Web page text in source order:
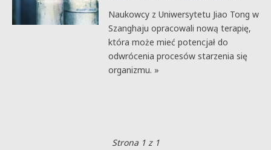
Naukowcy z Uniwersytetu Jiao Tong w
Szanghaju opracowali nową terapię,
która może mieć potencjał do
odwrócenia procesów starzenia się
organizmu. »
Strona 1 z 1